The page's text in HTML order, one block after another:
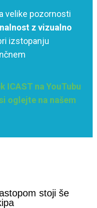
velike pozornosti
z vizualno
izstopanju
ICAST na YouTubu
oglejte na našem
stoji še